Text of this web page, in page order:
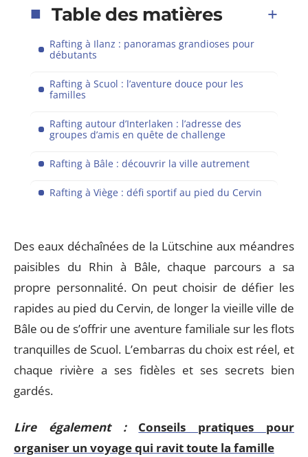
Table des matières
Rafting à Ilanz : panoramas grandioses pour
débutants
Rafting à Scuol : l’aventure douce pour les
familles
Rafting autour d’Interlaken : l’adresse des
groupes d’amis en quête de challenge
Rafting à Bâle : découvrir la ville autrement
Rafting à Viège : défi sportif au pied du Cervin
Des eaux déchaînées de la Lütschine aux méandres
paisibles du Rhin à Bâle, chaque parcours a sa
propre personnalité. On peut choisir de défier les
rapides au pied du Cervin, de longer la vieille ville de
Bâle ou de s’offrir une aventure familiale sur les flots
tranquilles de Scuol. L’embarras du choix est réel, et
chaque rivière a ses fidèles et ses secrets bien
gardés.
Lire également :
Conseils pratiques pour
organiser un voyage qui ravit toute la famille